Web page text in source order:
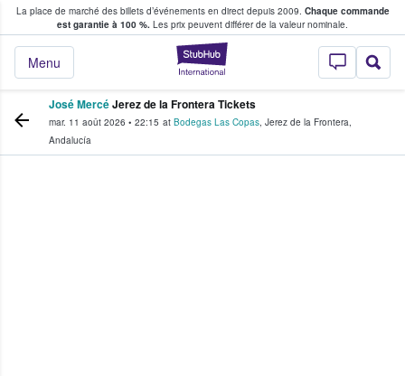
La place de marché des billets d’événements en direct depuis 2009. Chaque commande
est garantie à 100 %. Les prix peuvent différer de la valeur nominale.
StubHub - Où
Menu
fans achètent et vendent des billets
José MercéJerez de la Frontera Tickets
mar. 11 août 2026 • 22:15 at Bodegas Las Copas, Jerez de la Frontera,
Andalucía